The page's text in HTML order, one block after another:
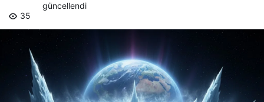
güncellendi
35